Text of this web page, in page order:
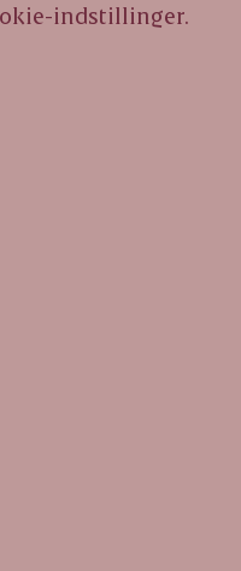
indstillinger.